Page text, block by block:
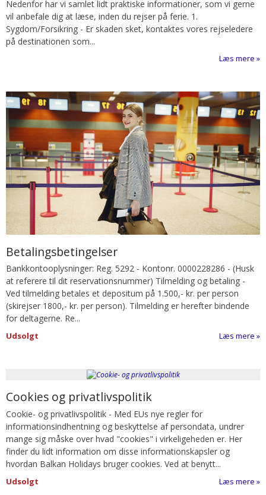
Nedenfor har vi samlet lidt praktiske informationer, som vi gerne
vil anbefale dig at læse, inden du rejser på ferie. 1.
Sygdom/Forsikring - Er skaden sket, kontaktes vores rejseledere
på destinationen som...
Læs mere
Betalingsbetingelser
Bankkontooplysninger: Reg. 5292 - Kontonr. 0000228286 - (Husk
at referere til dit reservationsnummer) Tilmelding og betaling -
Ved tilmelding betales et depositum på 1.500,- kr. per person
(skirejser 1800,- kr. per person). Tilmelding er herefter bindende
for deltagerne. Re...
Udsolgt Læs mere
Cookies og privatlivspolitik
Cookie- og privatlivspolitik - Med EUs nye regler for
informationsindhentning og beskyttelse af persondata, undrer
mange sig måske over hvad "cookies" i virkeligeheden er. Her
finder du lidt information om disse informationskapsler og
hvordan Balkan Holidays bruger cookies. Ved at benytt...
Udsolgt Læs mere